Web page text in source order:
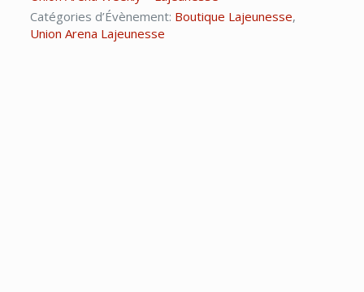
Catégories d’Évènement: Boutique Lajeunesse,
Union Arena Lajeunesse